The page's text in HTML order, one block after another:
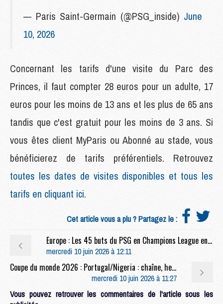
— Paris Saint-Germain (@PSG_inside) June
10, 2026
Concernant les tarifs d'une visite du Parc des
Princes, il faut compter 28 euros pour un adulte, 17
euros pour les moins de 13 ans et les plus de 65 ans
tandis que c'est gratuit pour les moins de 3 ans. Si
vous êtes client MyParis ou Abonné au stade, vous
bénéficierez de tarifs préférentiels. Retrouvez
toutes les dates de visites disponibles et tous les
tarifs en cliquant ici.
Cet article vous a plu ? Partagez le :
Europe : Les 45 buts du PSG en Champions League en video
mercredi 10 juin 2026 à 12:11
Coupe du monde 2026 : Portugal/Nigeria : chaîne, heure et compo probable avec plusieurs joueurs du PSG
mercredi 10 juin 2026 à 11:27
Vous pouvez retrouver les commentaires de l'article sous les